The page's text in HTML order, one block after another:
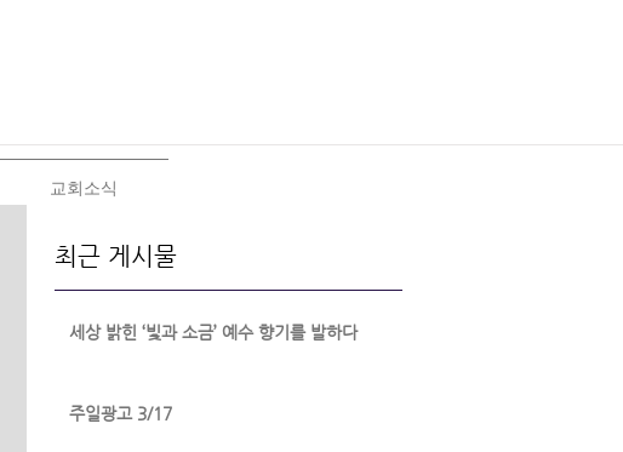
교회소식
최근 게시물
세상 밝힌 ‘빛과 소금’ 예수 향기를 발하다
주일광고 3/17